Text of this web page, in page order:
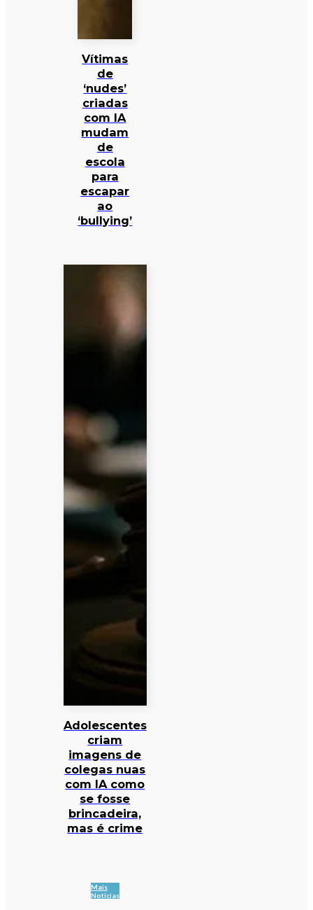
Vítimas
de
‘nudes’
criadas
com IA
mudam
de
escola
para
escapar
ao
‘bullying’
Adolescentes
criam
imagens de
colegas nuas
com IA como
se fosse
brincadeira,
mas é crime
Mais
Notícias